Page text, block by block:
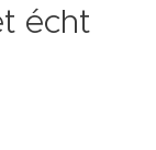
écht